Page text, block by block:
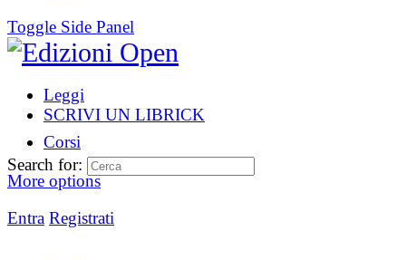
Toggle Side Panel
Leggi
SCRIVI UN LIBRICK
Corsi
More options
Entra Registrati
Search for: